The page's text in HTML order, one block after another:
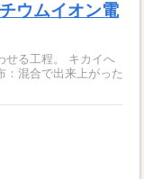
ウムイオン電
せる工程。 キカイへ
：混合で出来上がった